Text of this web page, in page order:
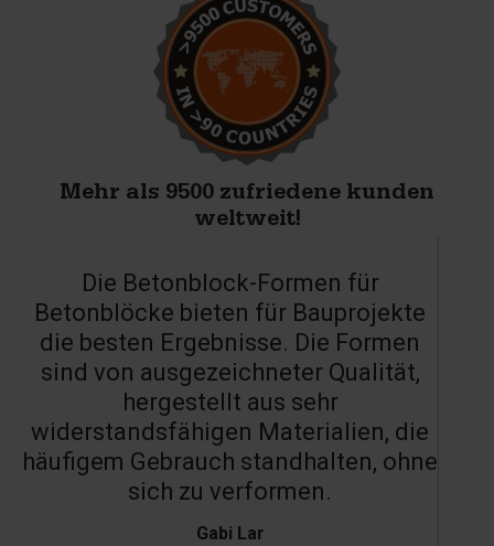
Mehr als 9500 zufriedene kunden
weltweit!
Die Betonblock-Formen für
Betonblöcke bieten für Bauprojekte
die besten Ergebnisse. Die Formen
sind von ausgezeichneter Qualität,
hergestellt aus sehr
widerstandsfähigen Materialien, die
häufigem Gebrauch standhalten, ohne
sich zu verformen.
Gabi Lar